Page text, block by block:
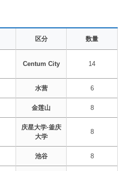
区分 数量
Centum City 14
水营 6
金莲山 8
庆星大学·釜庆
大学
8
池谷 8